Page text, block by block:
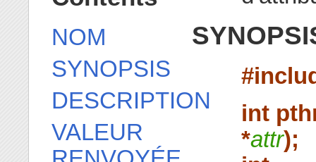
int
*attr);
NOM
SYNOPSIS
DESCRIPTION
VALEUR